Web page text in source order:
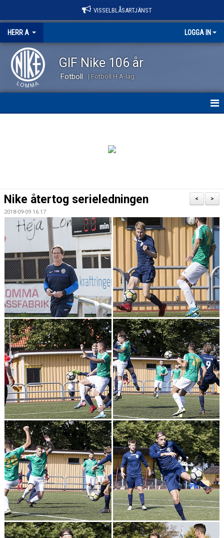
VISSELBLÅSARTJÄNST
HERR A LOGGA IN
GIF Nike 106 år
Fotboll | Fotboll H A-lag
KONTAKT
BILDGALLERI
DOKUMENT
MATCHER
TIDIGARE TRÄNARE
DIV 5 HERR SYDVÄSTRA SKÅNE 2026
DIVISION 2 HERR B SKÅNE
>
<
Nike återtog serieledningen
2018-09-09 16:17